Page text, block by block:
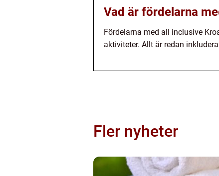
Vad är fördelarna
Fördelarna med all inclusive
aktiviteter. Allt är redan
Fler nyheter